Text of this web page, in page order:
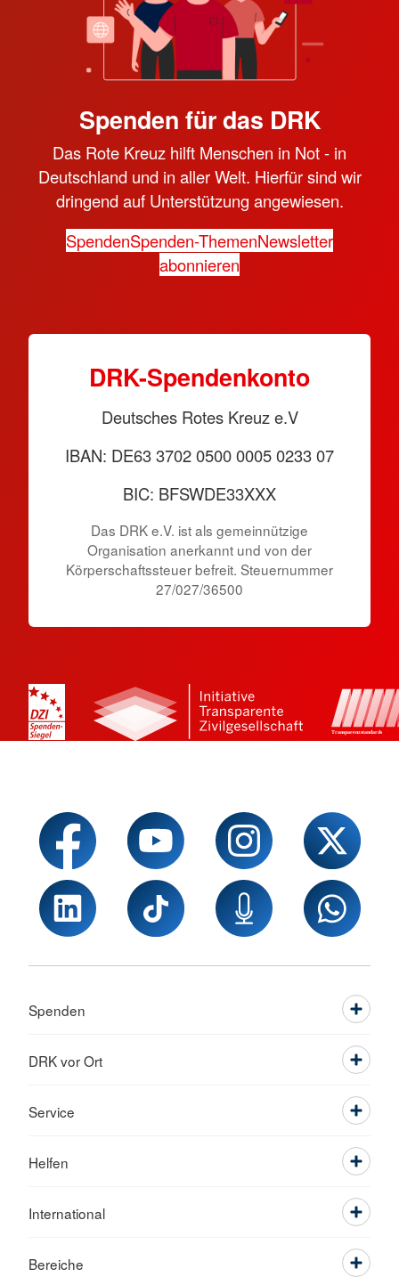
Spenden für das DRK
Das Rote Kreuz hilft Menschen in Not - in
Deutschland und in aller Welt. Hierfür sind wir
dringend auf Unterstützung angewiesen.
SpendenSpenden-ThemenNewsletter
abonnieren
DRK-Spendenkonto
Deutsches Rotes Kreuz e.V
IBAN: DE63 3702 0500 0005 0233 07
BIC: BFSWDE33XXX
Das DRK e.V. ist als gemeinnützige
Organisation anerkannt und von der
Körperschaftssteuer befreit. Steuernummer
27/027/36500
Spenden
DRK vor Ort
Service
Helfen
International
Bereiche